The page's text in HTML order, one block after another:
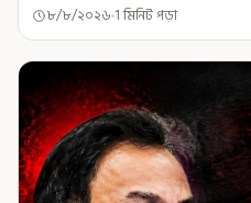
৮/৮/২০২৬ 1 মিনিট পড়া